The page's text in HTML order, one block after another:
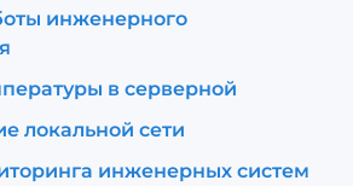
инженерного
в серверной
локальной сети
инженерных систем